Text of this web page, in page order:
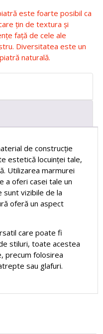
este foarte posibil ca
țin de textura și
față de cele ale
Diversitatea este un
naturală.
de construcție
estetică locuinței tale,
Utilizarea marmurei
a oferi casei tale un
sunt vizibile de la
oferă un aspect
care poate fi
stiluri, toate acestea
precum folosirea
sau glafuri.